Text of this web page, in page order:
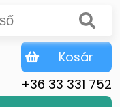
+36 33 331 752
Kosár